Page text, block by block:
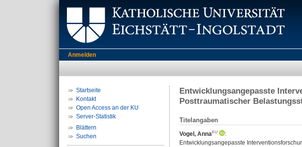
Anmelden
Startseite
Kontakt
Open Access an der KU
Server-Statistik
Blättern
Suchen
Entwicklungsangepasste
Posttraumatischer
Titelangaben
Vogel, Anna
:
Entwicklungsangepasste